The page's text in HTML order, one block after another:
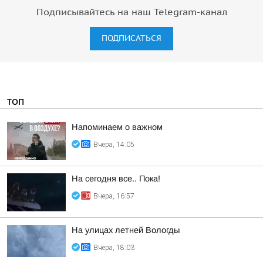
Подписывайтесь на наш Telegram-канал
ПОДПИСАТЬСЯ
ТОП
Напоминаем о важном
Вчера, 14:05
На сегодня все.. Пока!
Вчера, 16:57
На улицах летней Вологды
Вчера, 18:03